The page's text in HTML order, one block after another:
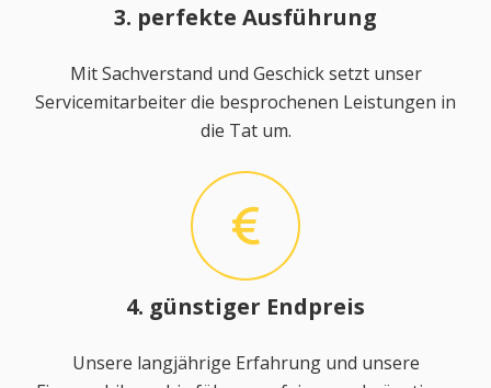
3. perfekte Ausführung
Mit Sachverstand und Geschick setzt unser
Servicemitarbeiter die besprochenen Leistungen in
die Tat um.
4. günstiger Endpreis
Unsere langjährige Erfahrung und unsere